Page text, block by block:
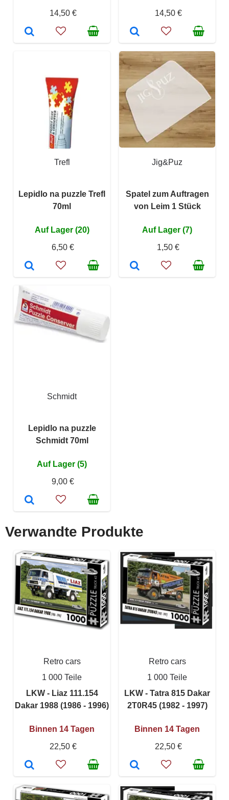
14,50 €
14,50 €
Trefl
Lepidlo na puzzle Trefl
70ml
Auf Lager (20)
6,50 €
Jig&Puz
Spatel zum Auftragen
von Leim 1 Stück
Auf Lager (7)
1,50 €
Schmidt
Lepidlo na puzzle
Schmidt 70ml
Auf Lager (5)
9,00 €
Verwandte Produkte
Retro cars
1 000 Teile
LKW - Liaz 111.154
Dakar 1988 (1986 - 1996)
Binnen 14 Tagen
22,50 €
Retro cars
1 000 Teile
LKW - Tatra 815 Dakar
2T0R45 (1982 - 1997)
Binnen 14 Tagen
22,50 €